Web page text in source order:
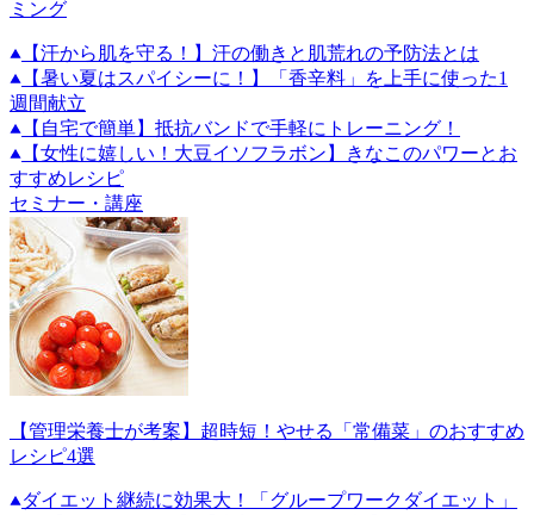
ミング
【汗から肌を守る！】汗の働きと肌荒れの予防法とは
【暑い夏はスパイシーに！】「香辛料」を上手に使った1
週間献立
【自宅で簡単】抵抗バンドで手軽にトレーニング！
【女性に嬉しい！大豆イソフラボン】きなこのパワーとお
すすめレシピ
セミナー・講座
【管理栄養士が考案】超時短！やせる「常備菜」のおすすめ
レシピ4選
ダイエット継続に効果大！「グループワークダイエット」